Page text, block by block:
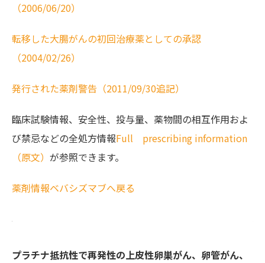
（2006/06/20）
転移した大腸がんの初回治療薬としての承認
（2004/02/26）
発行された薬剤警告（2011/09/30追記）
臨床試験情報、安全性、投与量、薬物間の相互作用およ
び禁忌などの全処方情報Full prescribing information
（原文） が参照できます。
薬剤情報ベバシズマブへ戻る
プラチナ抵抗性で再発性の上皮性卵巣がん、卵管がん、